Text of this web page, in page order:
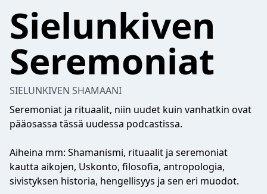
Sielunkiven
Seremoniat
SIELUNKIVEN SHAMAANI
Seremoniat ja rituaalit, niin uudet kuin vanhatkin ovat
pääosassa tässä uudessa podcastissa.
Aiheina mm: Shamanismi, rituaalit ja seremoniat
kautta aikojen, Uskonto, filosofia, antropologia,
sivistyksen historia, hengellisyys ja sen eri muodot.